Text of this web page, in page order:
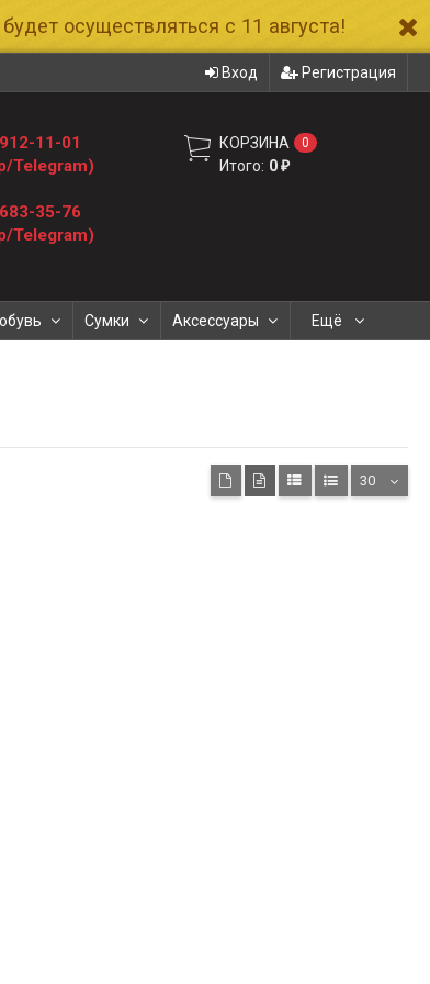
осуществляться с 11 августа!
Вход Регистрация
11-01
Telegram)
35-76
Telegram)
КОРЗИНА 0
Итого: 0₽
Сумки Аксессуары Ещё
30